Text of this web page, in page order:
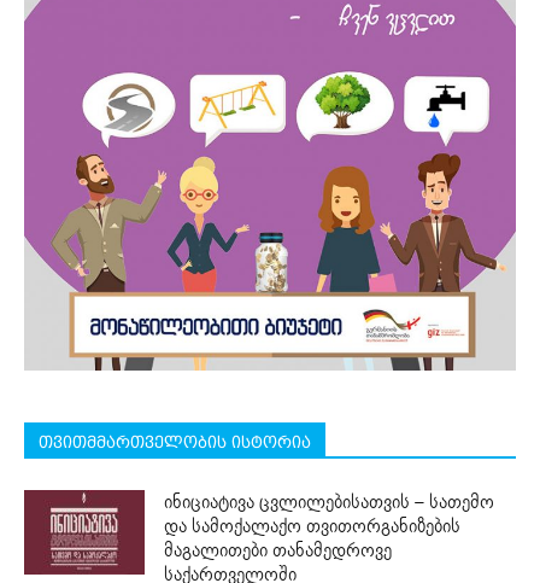
თვითმმართველობის ისტორია
ინიციატივა ცვლილებისათვის – სათემო
და სამოქალაქო თვითორგანიზების
მაგალითები თანამედროვე
საქართველოში